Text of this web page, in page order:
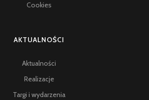
Cookies
AKTUALNOŚCI
Aktualności
Realizacje
Targi i wydarzenia